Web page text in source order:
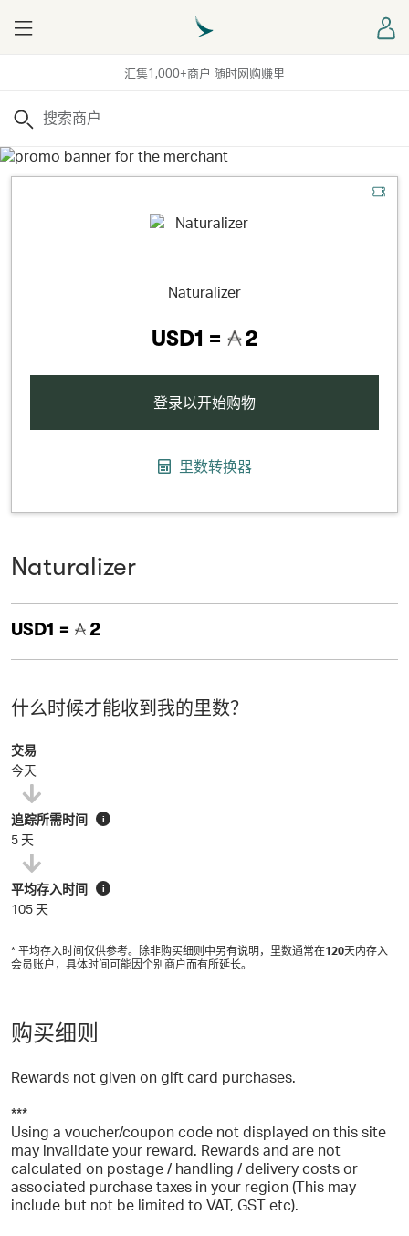
汇集1,000+商户 随时网购赚里
Menu
搜索
Naturalizer
USD1 = 2
登录以开始购物
里数转换器
Naturalizer
USD1 = 2
什么时候才能收到我的里数？
交易
今天
追踪所需时间 i
5 天
平均存入时间 i
105 天
* 平均存入时间仅供参考。除非购买细则中另有说明，里数通常在120天内存入
会员账户，具体时间可能因个别商户而有所延长。
购买细则
Rewards not given on gift card purchases.
***
Using a voucher/coupon code not displayed on this site
may invalidate your reward. Rewards and are not
calculated on postage / handling / delivery costs or
associated purchase taxes in your region (This may
include but not be limited to VAT, GST etc).